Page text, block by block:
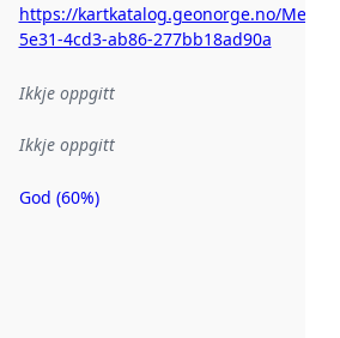
https://kartkatalog.geonorge.no/
5e31-4cd3-ab86-277bb18ad90a
Ikkje oppgitt
Ikkje oppgitt
Metadatakvalitet
God (60%)